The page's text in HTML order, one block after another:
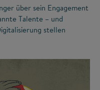
über sein Engagement
Talente – und
stellen